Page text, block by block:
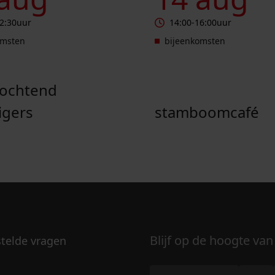
uur
14:00-16:00uur
bijeenkomsten
stamboomcafé
vragen
Blijf op de hoogte